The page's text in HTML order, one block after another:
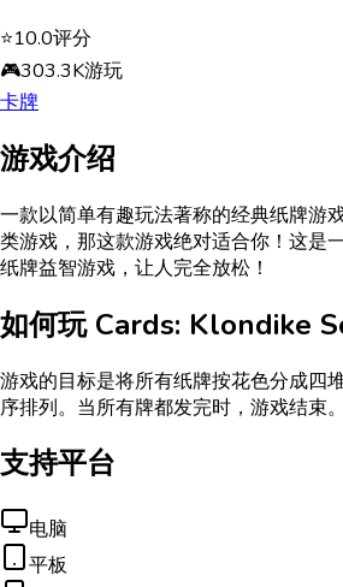
⭐10.0评分
🎮303.3K游玩
卡牌
游戏介绍
一款以简单有趣玩法著称的经典纸牌游
类游戏，那这款游戏绝对适合你！这是
纸牌益智游戏，让人完全放松！
如何玩 Cards: Klondike
游戏的目标是将所有纸牌按花色分成四
序排列。当所有牌都发完时，游戏结束。
支持平台
电脑
平板